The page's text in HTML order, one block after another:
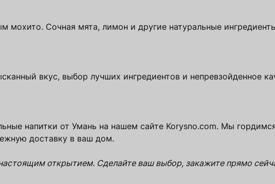
мохито. Сочная мята, лимон и другие натуральные
вкус, выбор лучших ингредиентов и непревзойденное
напитки от Умань на нашем сайте Korysno.com. Мы
доставку в ваш дом.
открытием. Сделайте ваш выбор, закажите прямо